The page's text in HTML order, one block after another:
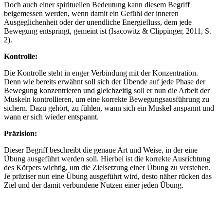
Doch auch einer spirituellen Bedeutung kann diesem Begriff
beigemessen werden, wenn damit ein Gefühl der inneren
Ausgeglichenheit oder der unendliche Energiefluss, dem jede
Bewegung entspringt, gemeint ist (Isacowitz & Clippinger, 2011, S.
2).
Kontrolle:
Die Kontrolle steht in enger Verbindung mit der Konzentration.
Denn wie bereits erwähnt soll sich der Übende auf jede Phase der
Bewegung konzentrieren und gleichzeitig soll er nun die Arbeit der
Muskeln kontrollieren, um eine korrekte Bewegungsausführung zu
sichern. Dazu gehört, zu fühlen, wann sich ein Muskel anspannt und
wann er sich wieder entspannt.
Präzision:
Dieser Begriff beschreibt die genaue Art und Weise, in der eine
Übung ausgeführt werden soll. Hierbei ist die korrekte Ausrichtung
des Körpers wichtig, um die Zielsetzung einer Übung zu verstehen.
Je präziser nun eine Übung ausgeführt wird, desto näher rücken das
Ziel und der damit verbundene Nutzen einer jeden Übung.